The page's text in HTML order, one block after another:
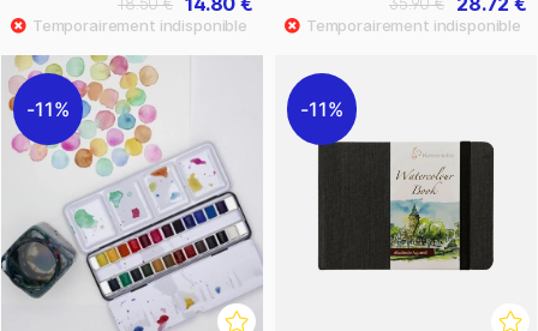
18.50 € 35.90 €
11% 11%